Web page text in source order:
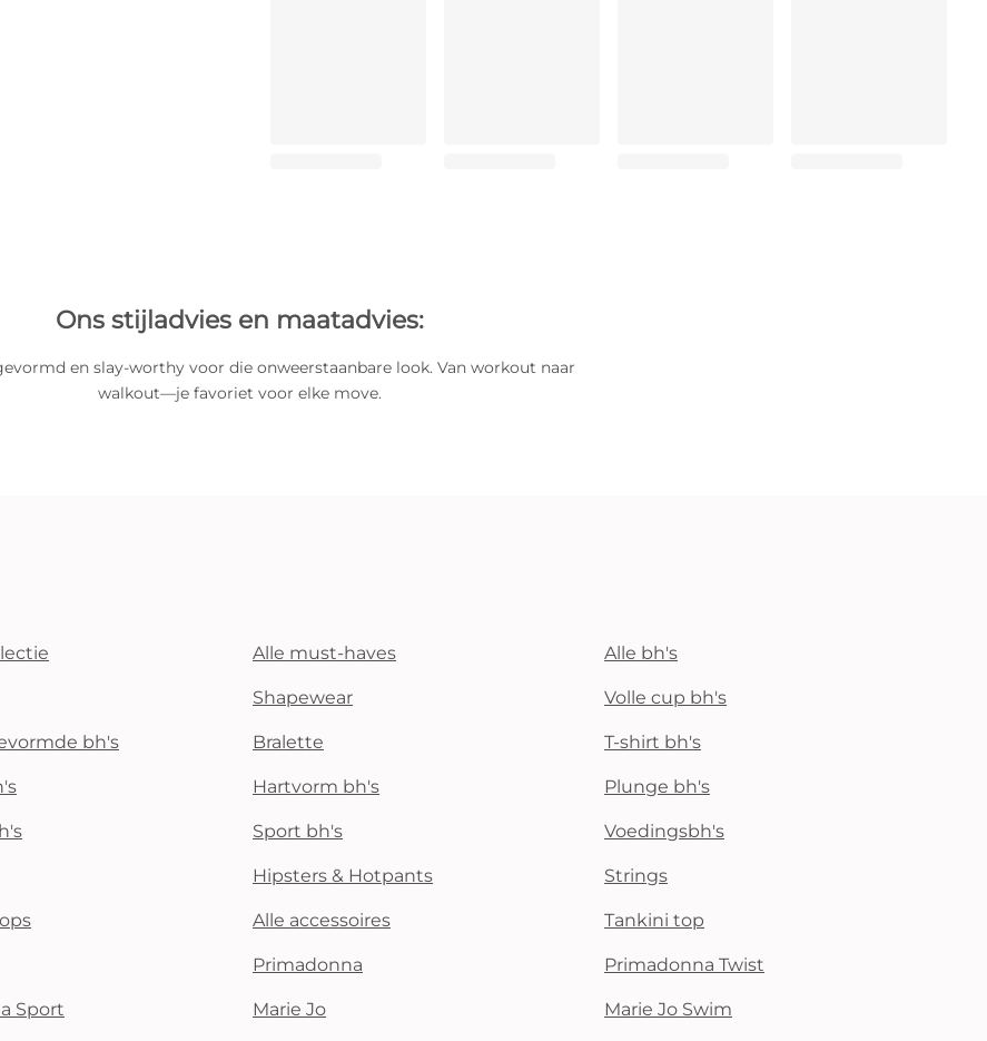
Ons stijladvies en maatadvies:
en slay-worthy voor die onweerstaanbare look. Van workout naar
walkout—je favoriet voor elke move.
Alle must-haves Alle bh's
Shapewear Volle cup bh's
bh's Bralette T-shirt bh's
Hartvorm bh's Plunge bh's
Sport bh's Voedingsbh's
Hipsters & Hotpants Strings
Alle accessoires Tankini top
Primadonna Primadonna Twist
Sport Marie Jo Marie Jo Swim